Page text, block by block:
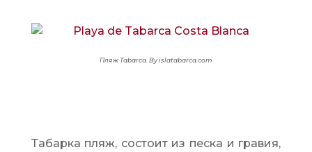
Пляж Tabarca. By islatabarca.com
Табарка пляж, состоит из песка и гравия,